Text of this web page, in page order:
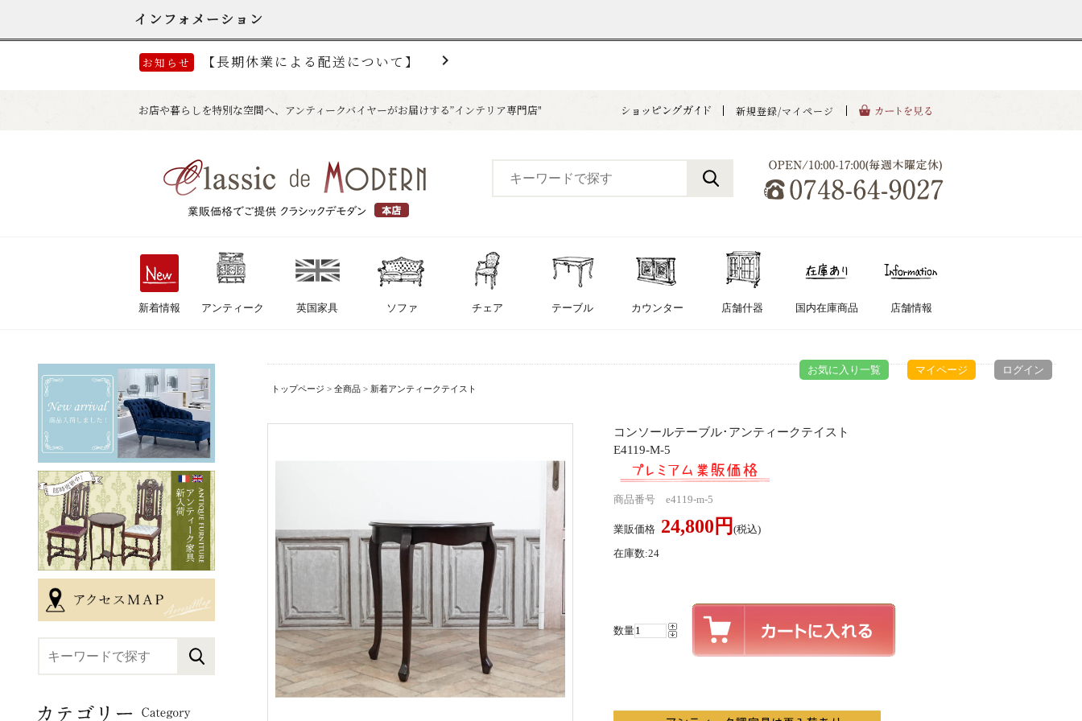
お気に入り一覧 マイページ ログイン
トップページ > 全商品 > 新着アンティークテイスト
コンソールテーブル･アンティークテイスト
E4119-M-5
商品番号 e4119-m-5
業販価格 24,800円 (税込)
在庫数:24
数量